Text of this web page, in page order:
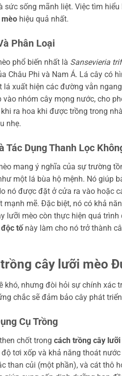
sức sống mãnh liệt. Việc tìm
hiệu quả nhất.
Phân Loại
phổ biến nhất là Sansevieria
Châu Phi và Nam Á. Lá cây có
lá xuất hiện các đường vằn
vào nhóm cây mọng nước, cho
ra hoa khi được trồng trong
nhẹ.
Tác Dụng Thanh Lọc
mang ý nghĩa của sự trường
một lá bùa hộ mệnh. Nó giúp
nó được đặt ở cửa ra vào hoặc
mạnh mẽ. Đặc biệt, nó có khả
lưỡi mèo còn thực hiện quá
tốnày làm cho nó trở thành
cây lưỡi mèo
khó, nhưng đòi hỏi sự chính xác
chắc sẽ đảm bảo cây phát
Cụ Trồng
chốt trong cách trồng cây
tơi xốp và khả năng thoát
than củi (một phần), và cát thô